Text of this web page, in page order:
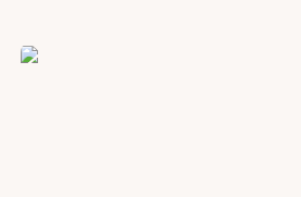
lokaliserades den 2 juni i år med hjälp